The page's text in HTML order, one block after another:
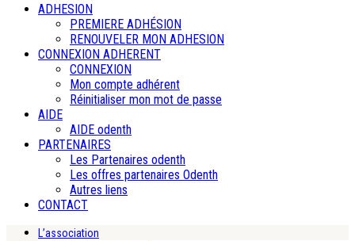
ADHESION
PREMIERE ADHÉSION
RENOUVELER MON ADHESION
CONNEXION ADHERENT
CONNEXION
Mon compte adhérent
Réinitialiser mon mot de passe
AIDE
AIDE odenth
PARTENAIRES
Les Partenaires odenth
Les offres partenaires Odenth
Autres liens
CONTACT
L’association